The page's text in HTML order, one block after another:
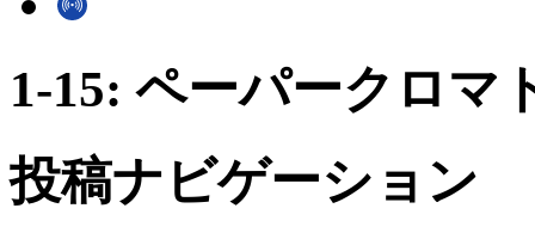
1-15: ペーパークロマ
投稿ナビゲーション